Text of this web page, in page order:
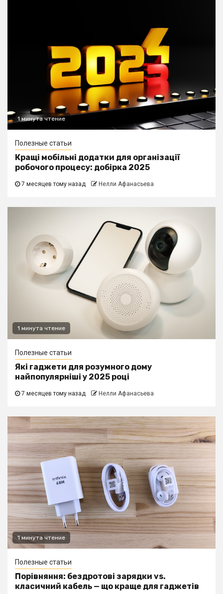
1 минута чтение
Полезные статьи
Кращі мобільні додатки для організації
робочого процесу: добірка 2025
7 месяцев тому назад Нелли Афанасьева
1 минута чтение
Полезные статьи
Які гаджети для розумного дому
найпопулярніші у 2025 році
7 месяцев тому назад Нелли Афанасьева
1 минута чтение
Полезные статьи
Порівняння: бездротові зарядки vs.
класичний кабель — що краще для гаджетів